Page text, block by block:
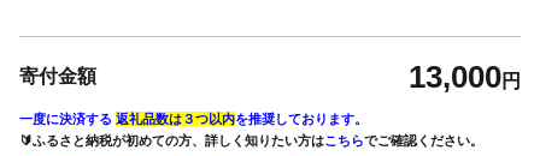
寄付金額 13,000円
一度に決済する 返礼品数は３つ以内を推奨しております。
🔰ふるさと納税が初めての方、詳しく知りたい方はこちらでご確認ください。